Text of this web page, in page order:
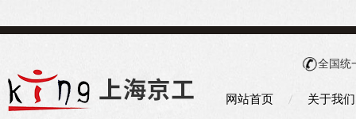
全国统
网站首页 关于我们